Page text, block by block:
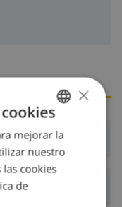
de 19:00
SPANISH
DUTCH
FRENCH
×
mejorar la
nuestro
cookies
de